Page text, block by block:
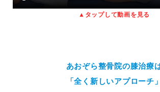
▲タップして動画を見る
あおぞら整骨院の膝治療
「全く新しいアプローチ」